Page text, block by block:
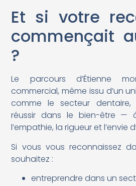
Et si votre
commençait
?
Le parcours d’Étienne
commercial, même issu d’un
comme le secteur
réussir dans le bien-être —
l’empathie, la rigueur et l’envie
Si vous vous reconnaissez
souhaitez :
entreprendre dans un